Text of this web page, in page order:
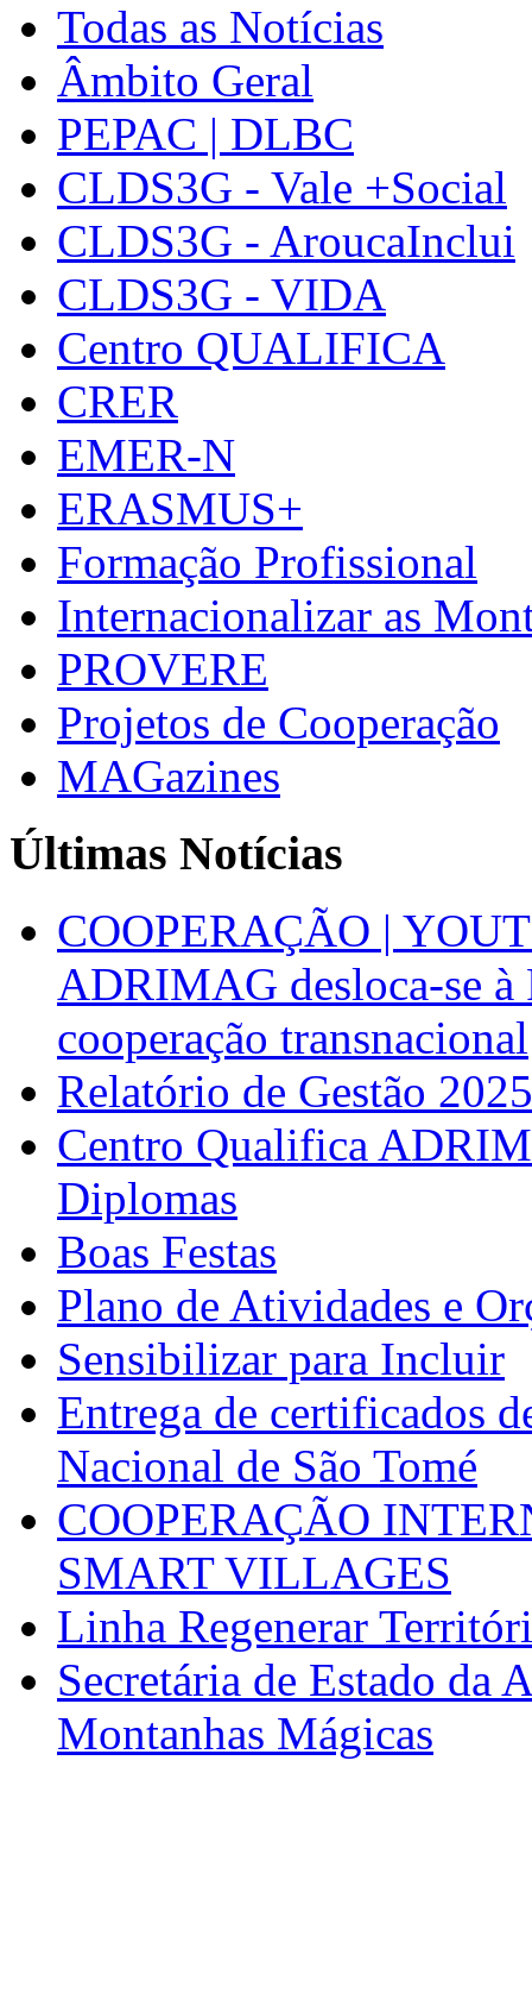
Todas as Notícias
Âmbito Geral
PEPAC | DLBC
CLDS3G - Vale +Social
CLDS3G - AroucaInclui
CLDS3G - VIDA
Centro QUALIFICA
CRER
EMER-N
ERASMUS+
Formação Profissional
Internacionalizar as
PROVERE
Projetos de Cooperação
MAGazines
Últimas Notícias
COOPERAÇÃO |
ADRIMAG desloca-se
cooperação transnacional
Relatório de Gestão 2025
Centro Qualifica
Diplomas
Boas Festas
Plano de Atividades e
Sensibilizar para Incluir
Entrega de certificados
Nacional de São Tomé
COOPERAÇÃO
SMART VILLAGES
Linha Regenerar
Secretária de Estado da
Montanhas Mágicas